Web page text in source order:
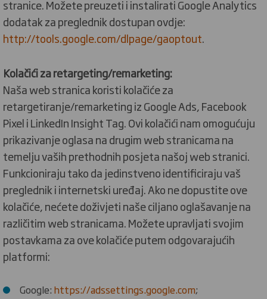
stranice. Možete preuzeti i instalirati Google Analytics
dodatak za preglednik dostupan ovdje:
http://tools.google.com/dlpage/gaoptout.
Kolačići za retargeting/remarketing:
Naša web stranica koristi kolačiće za
retargetiranje/remarketing iz Google Ads, Facebook
Pixel i LinkedIn Insight Tag. Ovi kolačići nam omogućuju
prikazivanje oglasa na drugim web stranicama na
temelju vaših prethodnih posjeta našoj web stranici.
Funkcioniraju tako da jedinstveno identificiraju vaš
preglednik i internetski uređaj. Ako ne dopustite ove
kolačiće, nećete doživjeti naše ciljano oglašavanje na
različitim web stranicama. Možete upravljati svojim
postavkama za ove kolačiće putem odgovarajućih
platformi:
Google: https://adssettings.google.com;